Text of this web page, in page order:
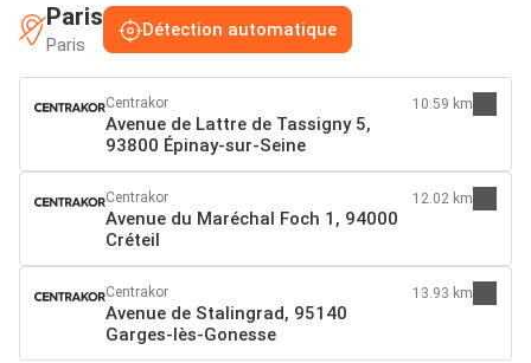
Paris
Paris
Détection automatique
Centrakor
Avenue de Lattre de Tassigny 5,
93800 Épinay-sur-Seine
10.59 km
Centrakor
Avenue du Maréchal Foch 1, 94000
Créteil
12.02 km
Centrakor
Avenue de Stalingrad, 95140
Garges-lès-Gonesse
13.93 km